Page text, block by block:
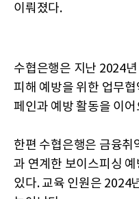
이뤄졌다.
수협은행은 지난 2024
피해 예방을 위한 업무
페인과 예방 활동을 이
한편 수협은행은 금융취
과 연계한 보이스피싱
있다. 교육 인원은 2024